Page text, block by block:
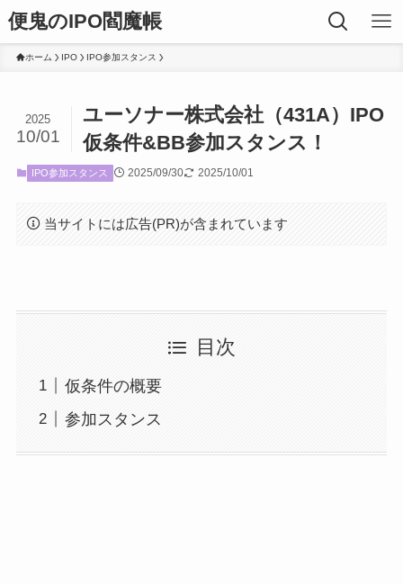
便鬼のIPO閻魔帳
ホーム IPO IPO参加スタンス
ユーソナー株式会社（431A）IPO
仮条件&BB参加スタンス！
2025
10/01
IPO参加スタンス 2025/09/30 2025/10/01
当サイトには広告(PR)が含まれています
目次
仮条件の概要
参加スタンス